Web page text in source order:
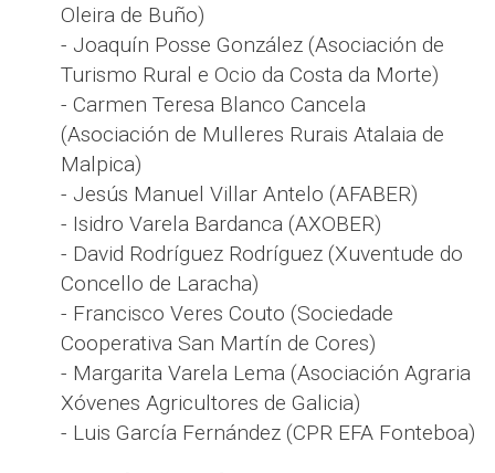
Oleira de Buño)
- Joaquín Posse González (Asociación de
Turismo Rural e Ocio da Costa da Morte)
- Carmen Teresa Blanco Cancela
(Asociación de Mulleres Rurais Atalaia de
Malpica)
- Jesús Manuel Villar Antelo (AFABER)
- Isidro Varela Bardanca (AXOBER)
- David Rodríguez Rodríguez (Xuventude do
Concello de Laracha)
- Francisco Veres Couto (Sociedade
Cooperativa San Martín de Cores)
- Margarita Varela Lema (Asociación Agraria
Xóvenes Agricultores de Galicia)
- Luis García Fernández (CPR EFA Fonteboa)